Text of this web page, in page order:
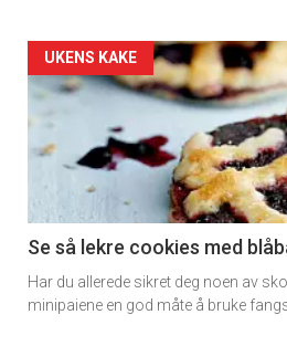
Artikler
detail
-
section
11
Ukens
UKENS KAKE
Se så lekre cookies med
Har du allerede sikret deg noen av
minipaiene en god måte å bruke